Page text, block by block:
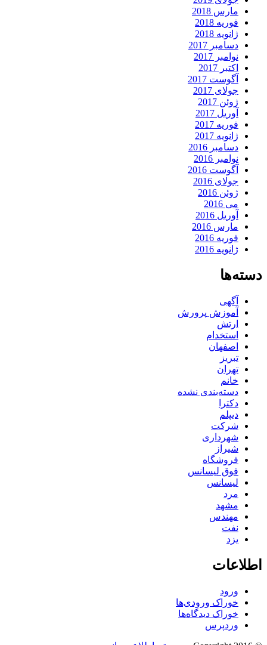
مارس 2018
فوریه 2018
ژانویه 2018
دسامبر 2017
نوامبر 2017
اکتبر 2017
آگوست 2017
جولای 2017
ژوئن 2017
آوریل 2017
فوریه 2017
ژانویه 2017
دسامبر 2016
نوامبر 2016
آگوست 2016
جولای 2016
ژوئن 2016
می 2016
آوریل 2016
مارس 2016
فوریه 2016
ژانویه 2016
دسته‌ها
آگهی
آموزش پرورش
ارتش
استخدام
اصفهان
تبریز
تهران
خانم
دسته‌بندی نشده
دکترا
دیپلم
شرکت
شهرداری
شیراز
فروشگاه
فوق لیسانس
لیسانس
مرد
مشهد
مهندس
نفت
یزد
اطلاعات
ورود
خوراک ورودی‌ها
خوراک دیدگاه‌ها
وردپرس